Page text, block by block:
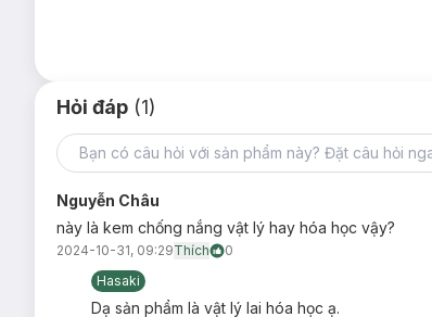
Hỏi đáp (1)
Nguyễn Châu
này là kem chống nắng vật lý hay hóa học vậy?
2024-10-31, 09:29Thích
0
Hasaki
Dạ sản phẩm là vật lý lai hóa học ạ.